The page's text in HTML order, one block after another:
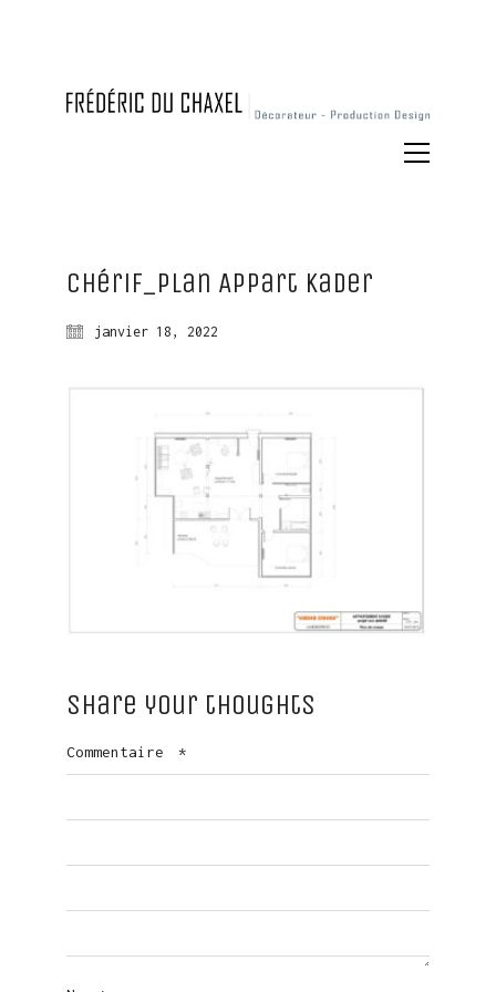
Chérif_Plan Appart Kader
janvier 18, 2022
Share your thoughts
Commentaire *